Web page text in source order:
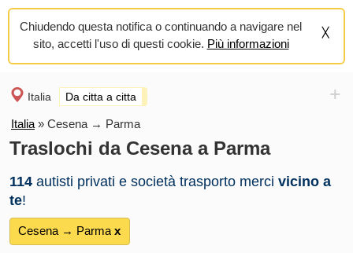
Chiudendo questa notifica o continuando a navigare nel
sito, accetti l'uso di questi cookie. Più informazioni
Italia Da citta a citta +
Italia » Cesena → Parma
Traslochi da Cesena a Parma
114 autisti privati e società trasporto merci vicino a
te!
Cesena → Parma х